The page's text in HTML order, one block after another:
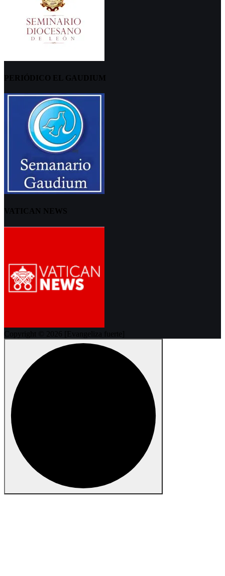
PERIÓDICO EL GAUDIUM
VATICAN NEWS
Copyright © 2026 [Evangeliza fuerte]